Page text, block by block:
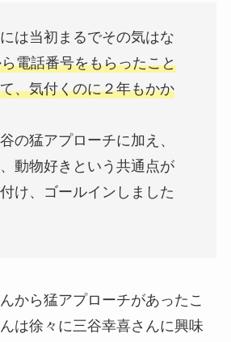
は当初まるでその気はな
電話番号をもらったこと
、気付くのに２年もかか
の猛アプローチに加え、
動物好きという共通点が
け、ゴールインしました
から猛アプローチがあったこ
は徐々に三谷幸喜さんに興味